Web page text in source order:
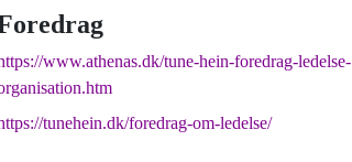
www.athenas.dk/tune-hein-foredrag-ledelse-
tunehein.dk/foredrag-om-ledelse/